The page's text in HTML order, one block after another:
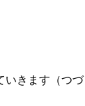
いきます（つづ